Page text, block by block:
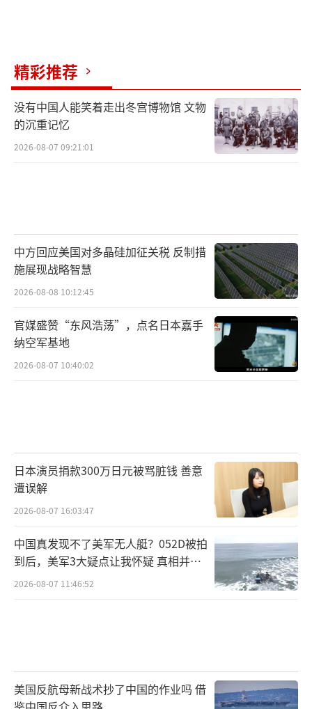
精彩推荐
没有中国人能笑着走出冬宫博物馆 文物
的沉重记忆
2026-08-07 09:21:01
中方回应美国对多晶硅加征关税 反制措
施展现战略智慧
2026-08-08 10:12:45
官媒盛赞“东风浩荡”，点名日本嘉手
纳空军基地
2026-08-07 10:40:02
日本演员捐款300万日元被骂脏钱 善意
遭误解
2026-08-07 16:03:47
中国真发现不了美军无人艇？052D被拍
到后，美军3大疑点让我怀疑 真相并非
如此
2026-08-07 11:46:52
美国反航母新战术抄了中国的作业吗 借